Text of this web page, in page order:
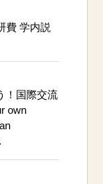
費 学内説
！国際交流
own